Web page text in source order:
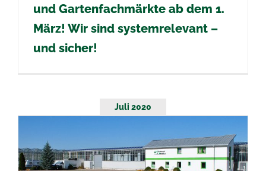
und Gartenfachmärkte ab dem 1.
März! Wir sind systemrelevant –
und sicher!
Juli 2020